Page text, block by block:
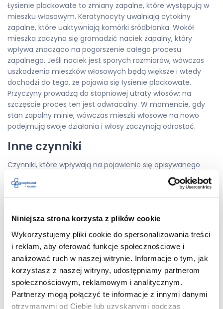
Niniejsza strona korzysta z plików cookie
Wykorzystujemy pliki cookie do spersonalizowania treści
i reklam, aby oferować funkcje społecznościowe i
analizować ruch w naszej witrynie. Informacje o tym, jak
korzystasz z naszej witryny, udostępniamy partnerom
społecznościowym, reklamowym i analitycznym.
Partnerzy mogą połączyć te informacje z innymi danymi
otrzymanymi od Ciebie lub uzyskanymi podczas
Łysienie plackowate to zmiany zapalne, które występują w
mieszku włosowym. Keratynocyty uwalniają cytokiny
zapalne, które uaktywniają komórki śródbłonka. Wokół
mieszka zaczyna się gromadzić naciek zapalny, który
wpływa znacząco na pogorszenie całego procesu
zapalnego. Jeśli naciek jest sporych rozmiarów, wówczas
uszkodzenia mieszków włosowych będą większe i wtedy
dochodzi do tego, że pojawia się łysienie plackowate.
Przyczyny prowadzą do stopniowej utraty włosów; na
szczęście proces ten jest odwracalny. W momencie, gdy
stan zapalny minie, wówczas mieszki włosowe na nowo
podejmują swoje działania i włosy zaczynają odrastać.
Inne czynniki
Czynniki, które wpływają na pojawienie się opisywanego
stanu zapalnego, to między innymi atopia, czynniki
genetyczne, zaburzenia hormonalne, zaburzenia
choroba współistniejąca z takimi chorobami, które
pojawiają się z uwagi na zjawiska autoimmunologiczne.
Pacjent może cierpieć równocześnie na atopowe zapalenie
skóry, bielactwo, toczeń rumieniowaty,cukrzycętypu I,
reumatoidalne zapalenie stawów, zapalenie jelita grubego
orazzapalenie tarczycy.